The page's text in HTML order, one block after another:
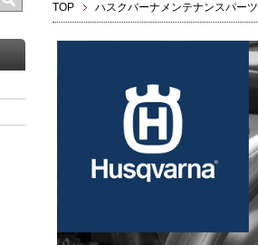
TOP ハスクバーナメンテナンスパーツ